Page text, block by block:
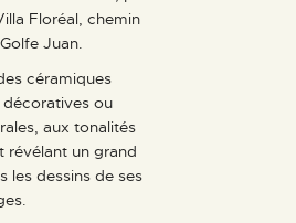
Floréal, chemin
Juan.
céramiques
décoratives ou
aux tonalités
révélant un grand
les dessins de ses